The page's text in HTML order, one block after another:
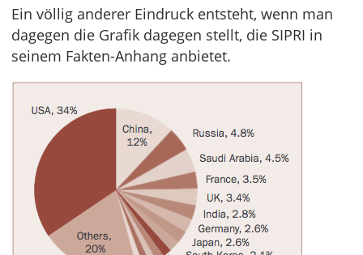
Ein völlig anderer Eindruck entsteht, wenn man
dagegen die Grafik dagegen stellt, die SIPRI in
seinem Fakten-Anhang anbietet.